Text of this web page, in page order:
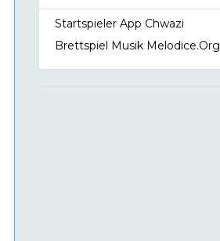
Startspieler App Chwazi
Brettspiel Musik Melodice.org